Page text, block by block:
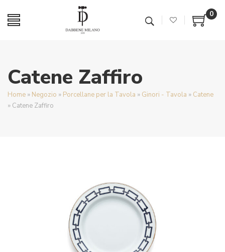
0
Catene Zaffiro
Home » Negozio » Porcellane per la Tavola » Ginori - Tavola » Catene
» Catene Zaffiro